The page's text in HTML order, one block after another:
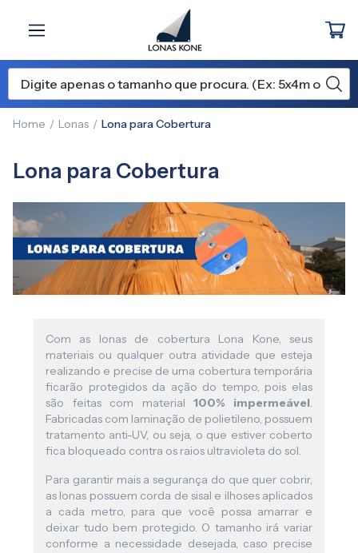
Home Lonas Lona para Cobertura
Lona para Cobertura
Com as lonas de cobertura Lona Kone, seus
materiais ou qualquer outra atividade que esteja
realizando e precise de uma cobertura temporária
ficarão protegidos da ação do tempo, pois elas
são feitas com material100% impermeável.
Fabricadas com laminação de polietileno, possuem
tratamento anti-UV, ou seja, o que estiver coberto
fica bloqueado contra os raios ultravioleta do sol.
Para garantir mais a segurança do que quer cobrir,
as lonas possuem corda de sisal e ilhoses aplicados
a cada metro, para que você possa amarrar e
deixar tudo bem protegido. O tamanho irá variar
conforme a necessidade desejada, caso precise